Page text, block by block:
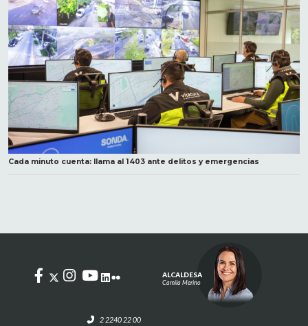
Cada minuto cuenta: llama al 1403 ante delitos y emergencias
2 2240 22 00
ALCALDESA
Camila Merino